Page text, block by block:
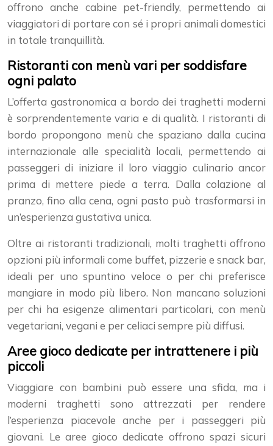
offrono anche cabine pet-friendly, permettendo ai
viaggiatori di portare con sé i propri animali domestici
in totale tranquillità.
Ristoranti con menù vari per soddisfare
ogni palato
L’offerta gastronomica a bordo dei traghetti moderni
è sorprendentemente varia e di qualità. I ristoranti di
bordo propongono menù che spaziano dalla cucina
internazionale alle specialità locali, permettendo ai
passeggeri di iniziare il loro viaggio culinario ancor
prima di mettere piede a terra. Dalla colazione al
pranzo, fino alla cena, ogni pasto può trasformarsi in
un’esperienza gustativa unica.
Oltre ai ristoranti tradizionali, molti traghetti offrono
opzioni più informali come buffet, pizzerie e snack bar,
ideali per uno spuntino veloce o per chi preferisce
mangiare in modo più libero. Non mancano soluzioni
per chi ha esigenze alimentari particolari, con menù
vegetariani, vegani e per celiaci sempre più diffusi.
Aree gioco dedicate per intrattenere i più
piccoli
Viaggiare con bambini può essere una sfida, ma i
moderni traghetti sono attrezzati per rendere
l’esperienza piacevole anche per i passeggeri più
giovani. Le aree gioco dedicate offrono spazi sicuri